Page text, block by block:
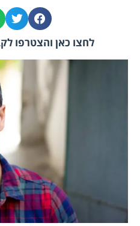
לחצו כאן והצטרפו